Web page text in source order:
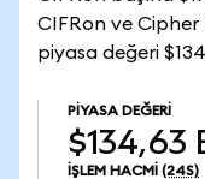
CIFRon ve
piyasa değeri
PIYASA DEĞERI
$134,63
İŞLEM HACMI (24S)